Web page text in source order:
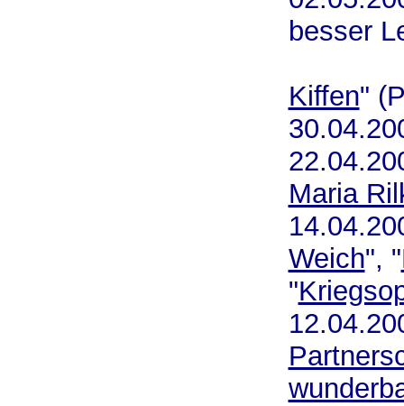
besser
Kiffen"
Maria
Weich", "
"